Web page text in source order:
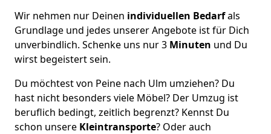
Wir nehmen nur Deinen individuellen Bedarfals
Grundlage und jedes unserer Angebote ist für Dich
unverbindlich. Schenke uns nur 3 Minuten und Du
wirst begeistert sein.
Du möchtest von Peine nach Ulm umziehen? Du
hast nicht besonders viele Möbel? Der Umzug ist
beruflich bedingt, zeitlich begrenzt? Kennst Du
schon unsere Kleintransporte? Oder auch